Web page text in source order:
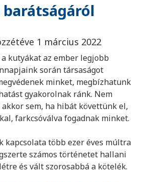
1 március 2022
kutyákat az ember legjobb
során társaságot
minket, megbízhatunk
gyakorolnak ránk. Nem
sem, ha hibát követtünk el,
farkcsóválva fogadnak minket.
kapcsolata több ezer éves múltra
számos történetet hallani
és vált szorosabbá a kötelék.